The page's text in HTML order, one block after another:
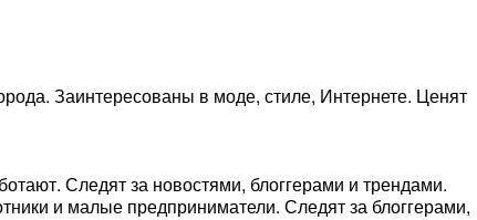
Заинтересованы в моде, стиле, Интернете. Ценят
Следят за новостями, блоггерами и трендами.
и малые предприниматели. Следят за блоггерами,